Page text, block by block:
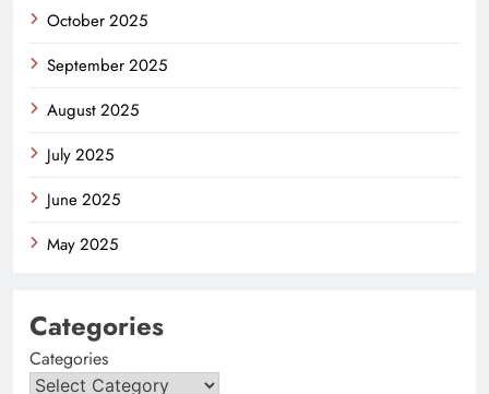
October 2025
September 2025
August 2025
July 2025
June 2025
May 2025
Categories
Categories